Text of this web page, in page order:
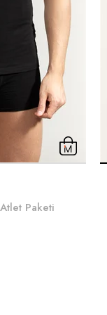
Paketi